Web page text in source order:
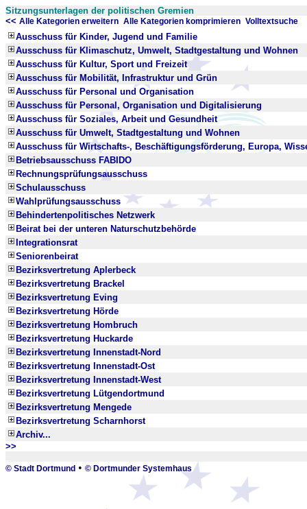
Sitzungsunterlagen der politischen Gremien
<< Alle Kategorien erweitern Alle Kategorien komprimieren Volltextsuche
Ausschuss für Kinder, Jugend und Familie
Ausschuss für Klimaschutz, Umwelt, Stadtgestaltung und Wohnen
Ausschuss für Kultur, Sport und Freizeit
Ausschuss für Mobilität, Infrastruktur und Grün
Ausschuss für Personal und Organisation
Ausschuss für Personal, Organisation und Digitalisierung
Ausschuss für Soziales, Arbeit und Gesundheit
Ausschuss für Umwelt, Stadtgestaltung und Wohnen
Ausschuss für Wirtschafts-, Beschäftigungsförderung, Europa,
Betriebsausschuss FABIDO
Rechnungsprüfungsausschuss
Schulausschuss
Wahlprüfungsausschuss
Behindertenpolitisches Netzwerk
Beirat bei der unteren Naturschutzbehörde
Integrationsrat
Seniorenbeirat
Bezirksvertretung Aplerbeck
Bezirksvertretung Brackel
Bezirksvertretung Eving
Bezirksvertretung Hörde
Bezirksvertretung Hombruch
Bezirksvertretung Huckarde
Bezirksvertretung Innenstadt-Nord
Bezirksvertretung Innenstadt-Ost
Bezirksvertretung Innenstadt-West
Bezirksvertretung Lütgendortmund
Bezirksvertretung Mengede
Bezirksvertretung Scharnhorst
Archiv...
>>
© Stadt Dortmund • © Dortmunder Systemhaus